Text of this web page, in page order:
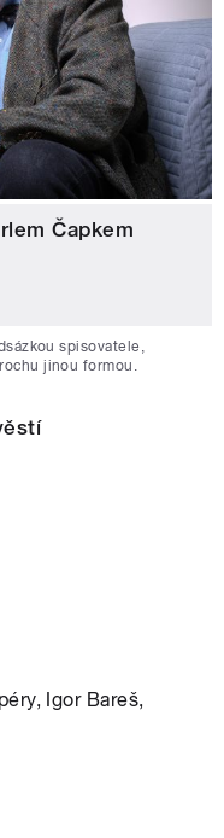
Čapkem
spisovatele,
jinou formou.
Igor Bareš,